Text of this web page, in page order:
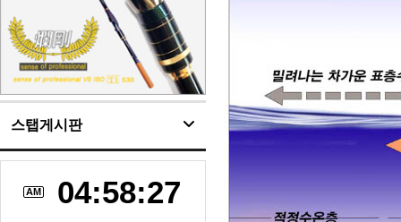
스탭게시판
AM 04:58:29